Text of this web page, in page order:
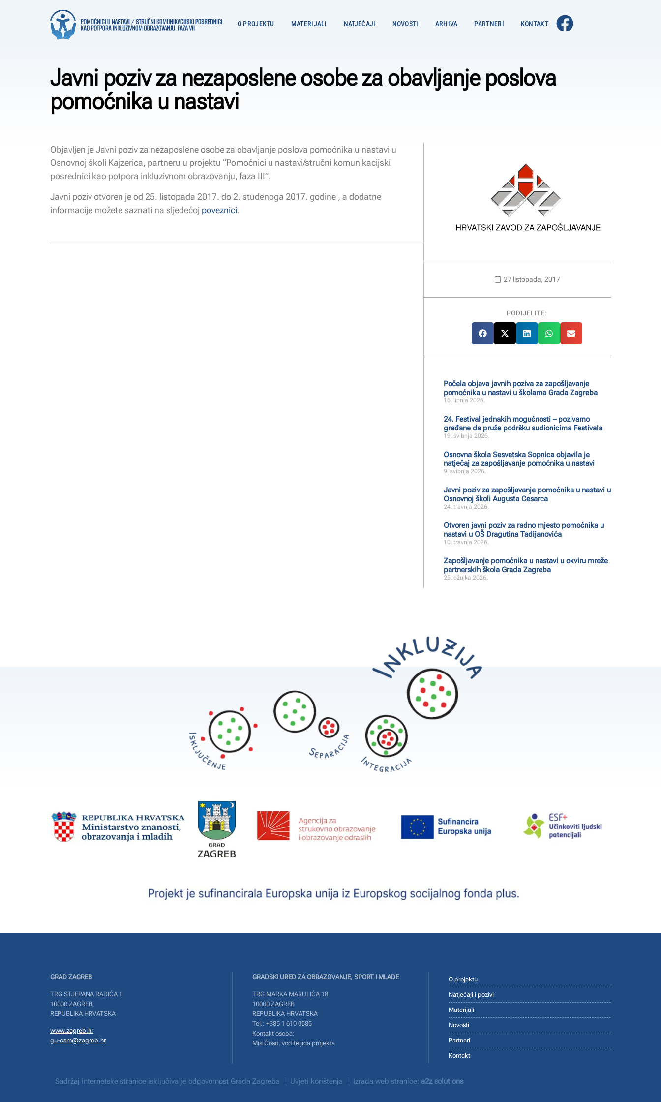
O PROJEKTU MATERIJALI NATJEČAJI NOVOSTI ARHIVA PARTNERI KONTAKT
Javni poziv za nezaposlene osobe za obavljanje poslova
pomoćnika u nastavi
Objavljen je Javni poziv za nezaposlene osobe za obavljanje poslova pomoćnika u nastavi u
Osnovnoj školi Kajzerica, partneru u projektu “Pomoćnici u nastavi/stručni komunikacijski
posrednici kao potpora inkluzivnom obrazovanju, faza III”.
Javni poziv otvoren je od 25. listopada 2017. do 2. studenoga 2017. godine , a dodatne
informacije možete saznati na sljedećoj poveznici.
27 listopada, 2017
PODIJELITE:
Počela objava javnih poziva za zapošljavanje
pomoćnika u nastavi u školama Grada Zagreba
16. lipnja 2026.
24. Festival jednakih mogućnosti – pozivamo
građane da pruže podršku sudionicima Festivala
19. svibnja 2026.
Osnovna škola Sesvetska Sopnica objavila je
natječaj za zapošljavanje pomoćnika u nastavi
9. svibnja 2026.
Javni poziv za zapošljavanje pomoćnika u nastavi u
Osnovnoj školi Augusta Cesarca
24. travnja 2026.
Otvoren javni poziv za radno mjesto pomoćnika u
nastavi u OŠ Dragutina Tadijanovića
10. travnja 2026.
Zapošljavanje pomoćnika u nastavi u okviru mreže
partnerskih škola Grada Zagreba
25. ožujka 2026.
GRAD ZAGREB
TRG STJEPANA RADIĆA 1
10000 ZAGREB
REPUBLIKA HRVATSKA
www.zagreb.hr
gu-osm@zagreb.hr
GRADSKI URED ZA OBRAZOVANJE, SPORT I MLADE
TRG MARKA MARULIĆA 18
10000 ZAGREB
REPUBLIKA HRVATSKA
Tel.: +385 1 610 0585
Kontakt osoba:
Mia Ćoso, voditeljica projekta
O projektu
Natječaji i pozivi
Materijali
Novosti
Partneri
Kontakt
Sadržaj internetske stranice isključiva je odgovornost Grada Zagreba Uvjeti korištenja Izrada web stranice: a2z solutions